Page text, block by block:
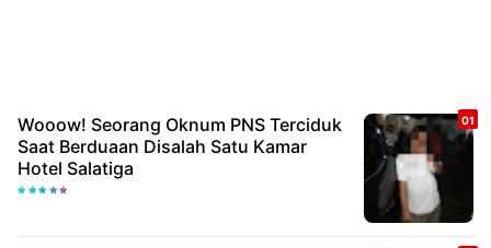
Wooow! Seorang Oknum PNS Terciduk
Saat Berduaan Disalah Satu Kamar
Hotel Salatiga